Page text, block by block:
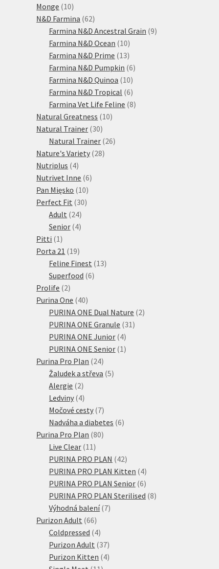
Monge 1010
produktů
N&D Farmina 6262
produktů
Farmina N&D Ancestral Grain 99
Farmina N&D Ocean 1010
produktů
Farmina N&D Prime 1313
produktů
Farmina N&D Pumpkin 66
Farmina N&D Quinoa 1010
produktů
Farmina N&D Tropical 66
produktů
Farmina Vet Life Feline 88
Natural Greatness 1010
Natural Trainer 3030
produktů
Natural Trainer 2626
Nature's Variety 2828
Nutriplus 44
produkty
Nutrivet Inne 66
Pan Mięsko 1010
produktů
Perfect Fit 3030
Adult 2424
produktů
Senior 44
Pitti 1 1
produkt
Porta 21 1919
produktů
Feline Finest 1313
Superfood 66
Prolife 22
produkty
Purina One 4040
produktů
PURINA ONE Dual Nature 22
PURINA ONE Granule 31 31
PURINA ONE Junior 44
produkty
PURINA ONE Senior 1 1
Purina Pro Plan 2424
produktů
Žaludek a střeva 55
Alergie 22
produkty
Ledviny 44
produkty
Močové cesty 77
produktů
Nadváha a diabetes 66
Purina Pro Plan 8080
Live Clear 11 11
produktů
PURINA PRO PLAN 4242
produktů
PURINA PRO PLAN Kitten 44
produkty
PURINA PRO PLAN Senior 66
produktů
PURINA PRO PLAN Sterilised 88
Výhodná balení 77
Purizon Adult 6666
produktů
Coldpressed 44
produkty
Purizon Adult 3737
produktů
Purizon Kitten 44